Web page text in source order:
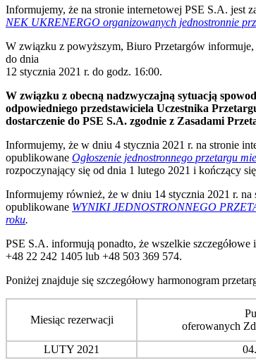
Informujemy, że na stronie internetowej PSE S.A. jest
NEK UKRENERGO organizowanych jednostronnie
W związku z powyższym, Biuro Przetargów informuje,
do dnia
12 stycznia 2021 r. do godz. 16:00.
W związku z obecną nadzwyczajną sytuacją
odpowiedniego przedstawiciela Uczestnika
dostarczenie do PSE S.A. zgodnie z Zasadami
Informujemy, że w dniu 4 stycznia 2021 r. na stronie
opublikowane Ogłoszenie jednostronnego przetargu
rozpoczynający się od dnia 1 lutego 2021 i kończący
Informujemy również, że w dniu 14 stycznia 2021 r. na
opublikowane WYNIKI JEDNOSTRONNEGO
roku.
PSE S.A. informują ponadto, że wszelkie
+48 22 242 1405 lub +48 503 369 574.
Poniżej znajduje się szczegółowy harmonogram
Miesiąc rezerwacji
oferowanych
LUTY 2021